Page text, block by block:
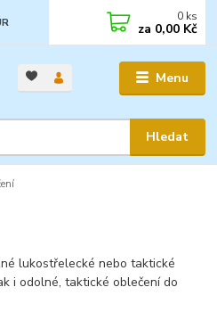
Menu
Hledat
0 ks
za 0,00 Kč
lukostřelecké nebo taktické
i odolné, taktické oblečení do